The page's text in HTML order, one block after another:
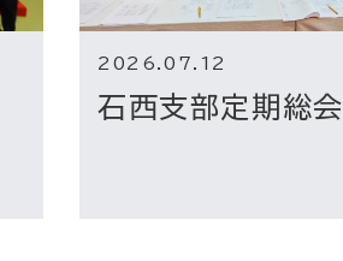
石西支部定期総会
2026.07.12